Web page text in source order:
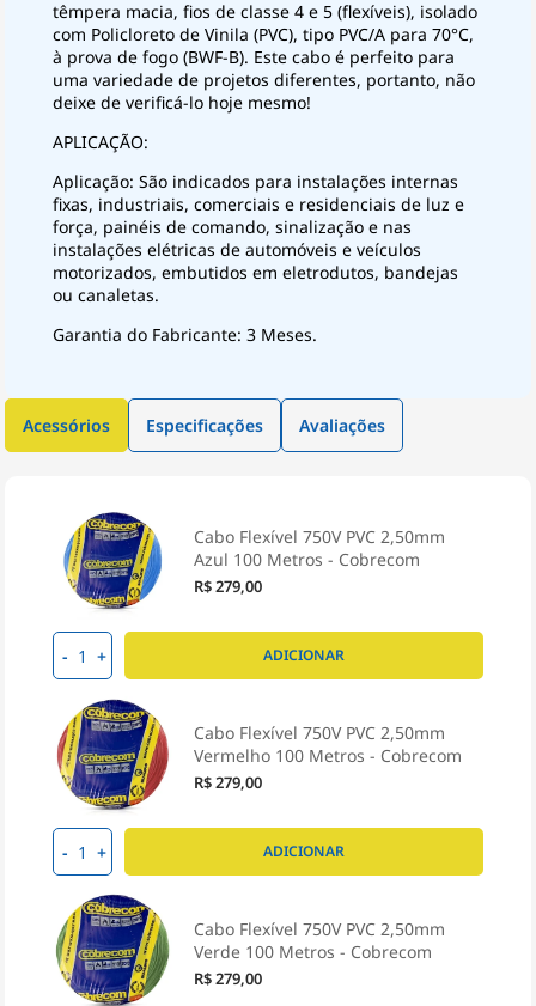
têmpera macia, fios de classe 4 e 5 (flexíveis), isolado
com Policloreto de Vinila (PVC), tipo PVC/A para 70°C,
à prova de fogo (BWF-B). Este cabo é perfeito para
uma variedade de projetos diferentes, portanto, não
deixe de verificá-lo hoje mesmo!
APLICAÇÃO:
Aplicação: São indicados para instalações internas
fixas, industriais, comerciais e residenciais de luz e
força, painéis de comando, sinalização e nas
instalações elétricas de automóveis e veículos
motorizados, embutidos em eletrodutos, bandejas
ou canaletas.
Garantia do Fabricante: 3 Meses.
Acessórios Especificações Avaliações
Cabo Flexível 750V PVC 2,50mm
Azul 100 Metros - Cobrecom
R$ 279,00
- + ADICIONAR
Cabo Flexível 750V PVC 2,50mm
Vermelho 100 Metros - Cobrecom
R$ 279,00
- + ADICIONAR
Cabo Flexível 750V PVC 2,50mm
Verde 100 Metros - Cobrecom
R$ 279,00